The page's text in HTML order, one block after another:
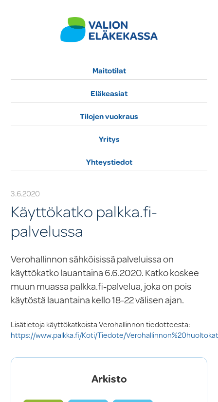
Maitotilat
Eläkeasiat
Tilojen vuokraus
Yritys
Yhteystiedot
3.6.2020
Käyttökatko palkka.fi-
palvelussa
Verohallinnon sähköisissä palveluissa on
käyttökatko lauantaina 6.6.2020. Katko koskee
muun muassa palkka.fi-palvelua, joka on pois
käytöstä lauantaina kello 18-22 välisen ajan.
Lisätietoja käyttökatkoista Verohallinnon tiedotteesta:
https://www.palkka.fi/Koti/Tiedote/
Arkisto